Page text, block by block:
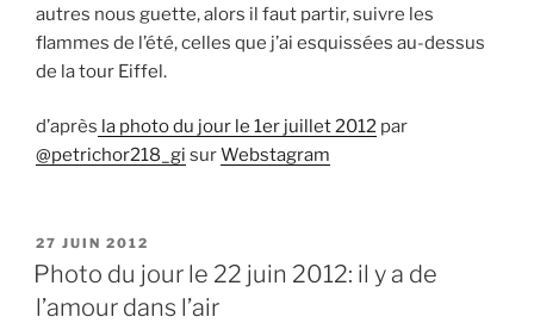
autres nous guette, alors il faut partir, suivre les
flammes de l’été, celles que j’ai esquissées au-dessus
de la tour Eiffel.
d’après la photo du jour le 1er juillet 2012 par
@petrichor218_gi surWebstagram
PUBLIÉ
LE
27 JUIN 2012
Photo du jour le 22 juin 2012: il y a de
l’amour dans l’air